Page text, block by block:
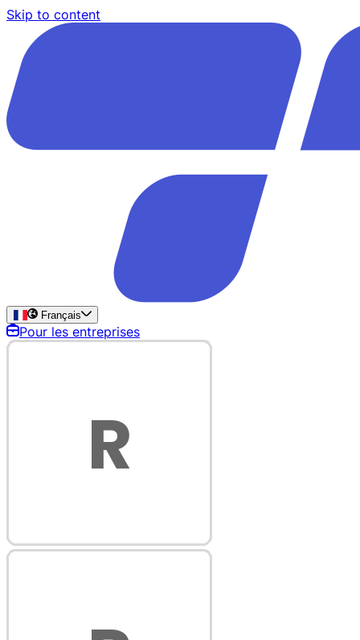
Skip to content
Français
Pour les entreprises